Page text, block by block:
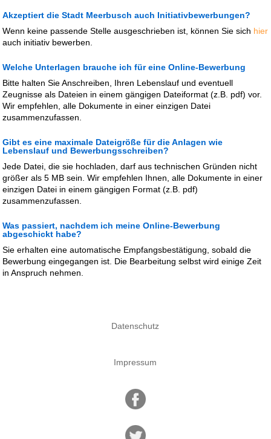
Akzeptiert die Stadt Meerbusch auch Initiativbewerbungen?
Wenn keine passende Stelle ausgeschrieben ist, können Sie sich hier
auch initiativ bewerben.
Welche Unterlagen brauche ich für eine Online-Bewerbung
Bitte halten Sie Anschreiben, Ihren Lebenslauf und eventuell
Zeugnisse als Dateien in einem gängigen Dateiformat (z.B. pdf) vor.
Wir empfehlen, alle Dokumente in einer einzigen Datei
zusammenzufassen.
Gibt es eine maximale Dateigröße für die Anlagen wie
Lebenslauf und Bewerbungsschreiben?
Jede Datei, die sie hochladen, darf aus technischen Gründen nicht
größer als 5 MB sein. Wir empfehlen Ihnen, alle Dokumente in einer
einzigen Datei in einem gängigen Format (z.B. pdf)
zusammenzufassen.
Was passiert, nachdem ich meine Online-Bewerbung
abgeschickt habe?
Sie erhalten eine automatische Empfangsbestätigung, sobald die
Bewerbung eingegangen ist. Die Bearbeitung selbst wird einige Zeit
in Anspruch nehmen.
Datenschutz
Impressum